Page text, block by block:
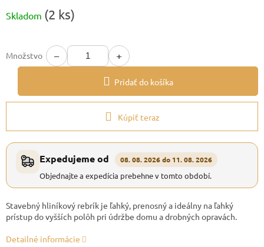
cena:
Skladom (2 ks)
Množstvo − +
Pridať do košíka
Kúpiť teraz
Expedujeme od 08. 08. 2026 do 11. 08. 2026
Objednajte a expedícia prebehne v tomto období.
Stavebný hliníkový rebrík je ľahký, prenosný a ideálny na ľahký
prístup do vyšších polôh pri údržbe domu a drobných opravách.
Detailné informácie